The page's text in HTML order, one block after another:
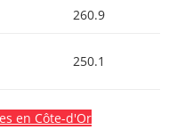
260.9
250.1
en Côte-d'Or